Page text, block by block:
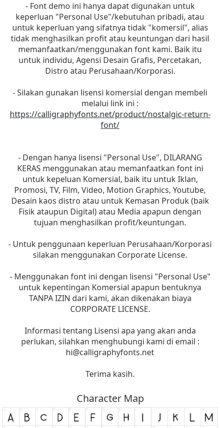
- Font demo ini hanya dapat digunakan untuk
keperluan "Personal Use"/kebutuhan pribadi, atau
untuk keperluan yang sifatnya tidak "komersil", alias
tidak menghasilkan profit atau keuntungan dari hasil
memanfaatkan/menggunakan font kami. Baik itu
untuk individu, Agensi Desain Grafis, Percetakan,
Distro atau Perusahaan/Korporasi.
- Silakan gunakan lisensi komersial dengan membeli
melalui link ini :
https://calligraphyfonts.net/product/nostalgic-return-
font/
- Dengan hanya lisensi "Personal Use", DILARANG
KERAS menggunakan atau memanfaatkan font ini
untuk kepeluan Komersial, baik itu untuk Iklan,
Promosi, TV, Film, Video, Motion Graphics, Youtube,
Desain kaos distro atau untuk Kemasan Produk (baik
Fisik ataupun Digital) atau Media apapun dengan
tujuan menghasilkan profit/keuntungan.
- Untuk penggunaan keperluan Perusahaan/Korporasi
silakan menggunakan Corporate License.
- Menggunakan font ini dengan lisensi "Personal Use"
untuk kepentingan Komersial apapun bentuknya
TANPA IZIN dari kami, akan dikenakan biaya
CORPORATE LICENSE.
Informasi tentang Lisensi apa yang akan anda
perlukan, silahkan menghubungi kami di email :
hi@calligraphyfonts.net
Terima kasih.
Character Map